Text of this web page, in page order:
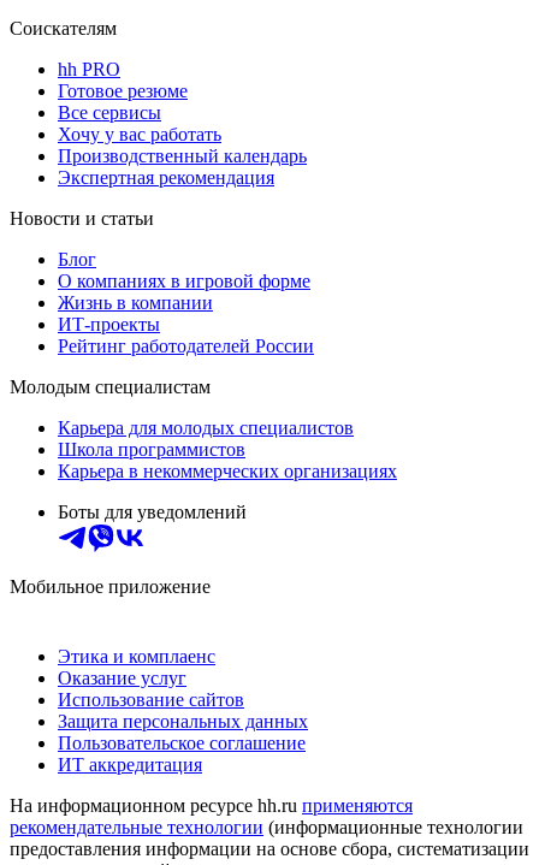
Соискателям
hh PRO
Готовое резюме
Все сервисы
Хочу у вас работать
Производственный календарь
Экспертная рекомендация
Новости и статьи
Блог
О компаниях в игровой форме
Жизнь в компании
ИТ-проекты
Рейтинг работодателей России
Молодым специалистам
Карьера для молодых специалистов
Школа программистов
Карьера в некоммерческих организациях
Боты для уведомлений
Мобильное приложение
Этика и комплаенс
Оказание услуг
Использование сайтов
Защита персональных данных
Пользовательское соглашение
ИТ аккредитация
На информационном ресурсе hh.ru применяются
рекомендательные технологии (информационные технологии
предоставления информации на основе сбора, систематизации